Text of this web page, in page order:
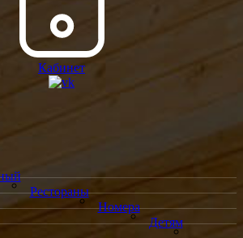
Кабинет
Рестораны
Номера
Детям